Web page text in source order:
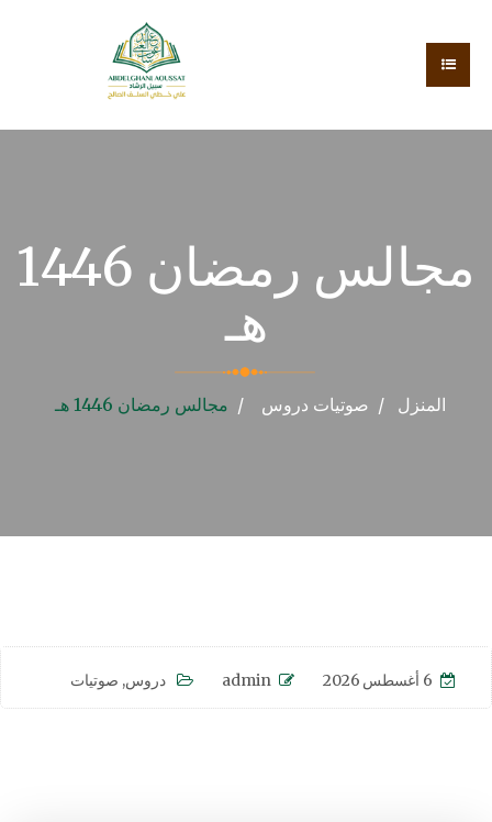
مجالس رمضان 1446
هـ
المنزل صوتيات دروس مجالس رمضان 1446 هـ
6 أغسطس 2026 admin دروس, صوتيات